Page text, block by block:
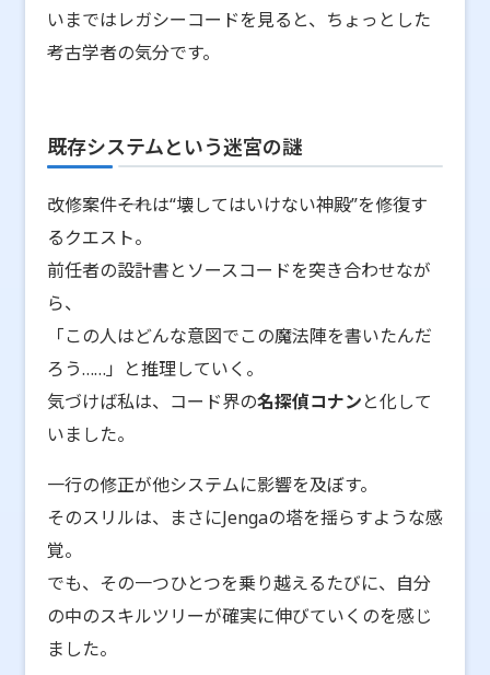
いまではレガシーコードを見ると、ちょっとした
考古学者の気分です。
既存システムという迷宮の謎
改修案件――それは“壊してはいけない神殿”を修復す
るクエスト。
前任者の設計書とソースコードを突き合わせなが
ら、
「この人はどんな意図でこの魔法陣を書いたんだ
ろう……」と推理していく。
気づけば私は、コード界の名探偵コナンと化して
いました。
一行の修正が他システムに影響を及ぼす。
そのスリルは、まさにJengaの塔を揺らすような感
覚。
でも、その一つひとつを乗り越えるたびに、自分
の中のスキルツリーが確実に伸びていくのを感じ
ました。